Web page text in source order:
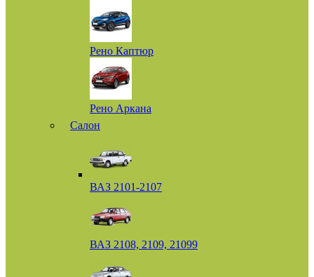
Рено Каптюр
Рено Аркана
Салон
ВАЗ 2101-2107
ВАЗ 2108, 2109, 21099